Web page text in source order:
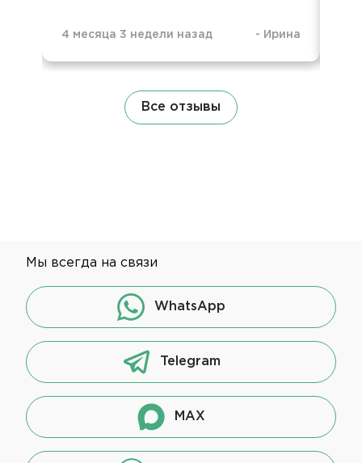
4 месяца 3 недели назад - Ирина
Все отзывы
Мы всегда на связи
WhatsApp
Telegram
MAX